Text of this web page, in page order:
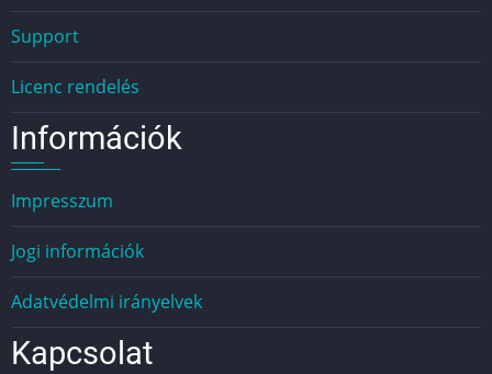
Support
Licenc rendelés
Információk
Impresszum
Jogi információk
Adatvédelmi irányelvek
Kapcsolat